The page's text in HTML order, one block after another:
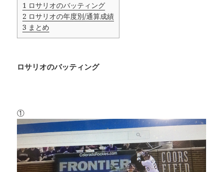
1 ロサリオのバッティング
2 ロサリオの年度別/通算成績
3 まとめ
ロサリオのバッティング
①